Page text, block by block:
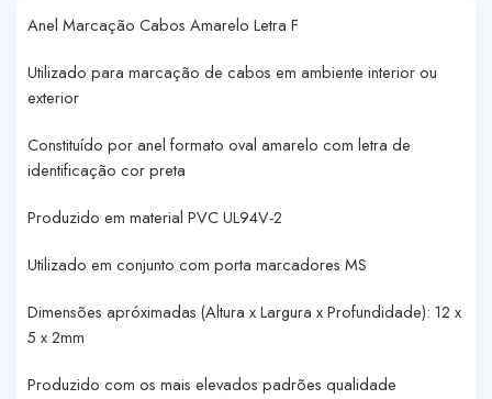
Anel Marcação Cabos Amarelo Letra F
Utilizado para marcação de cabos em ambiente interior ou
exterior
Constituído por anel formato oval amarelo com letra de
identificação cor preta
Produzido em material PVC UL94V-2
Utilizado em conjunto com porta marcadores MS
Dimensões apróximadas (Altura x Largura x Profundidade): 12 x
5 x 2mm
Produzido com os mais elevados padrões qualidade